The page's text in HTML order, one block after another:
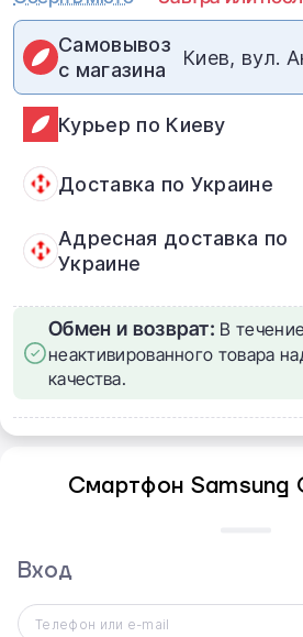
Самовывоз
с магазина
Киев, вул.
Курьер по Киеву
Доставка по Украине
Адресная доставка по
Украине
Обмен и возврат: В
неактивированного товара
качества.
Смартфон Samsung
возможностей искусственного
плавными закругленными углами.
Вход
Телефон или e-mail